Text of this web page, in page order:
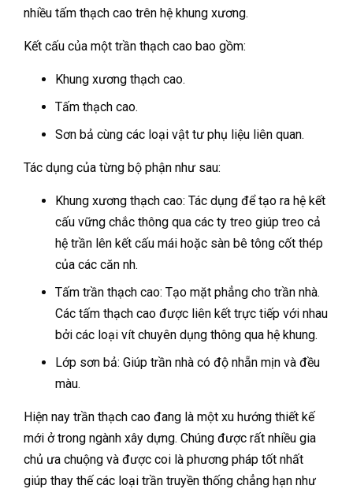
nhiều tấm thạch cao trên hệ khung xương.
Kết cấu của một trần thạch cao bao gồm:
Khung xương thạch cao.
Tấm thạch cao.
Sơn bả cùng các loại vật tư phụ liệu liên quan.
Tác dụng của từng bộ phận như sau:
Khung xương thạch cao: Tác dụng để tạo ra hệ kết
cấu vững chắc thông qua các ty treo giúp treo cả
hệ trần lên kết cấu mái hoặc sàn bê tông cốt thép
của các căn nh.
Tấm trần thạch cao: Tạo mặt phẳng cho trần nhà.
Các tấm thạch cao được liên kết trực tiếp với nhau
bởi các loại vít chuyên dụng thông qua hệ khung.
Lớp sơn bả: Giúp trần nhà có độ nhẵn mịn và đều
màu.
Hiện nay trần thạch cao đang là một xu hướng thiết kế
mới ở trong ngành xây dựng. Chúng được rất nhiều gia
chủ ưa chuộng và được coi là phương pháp tốt nhất
giúp thay thế các loại trần truyền thống chẳng hạn như